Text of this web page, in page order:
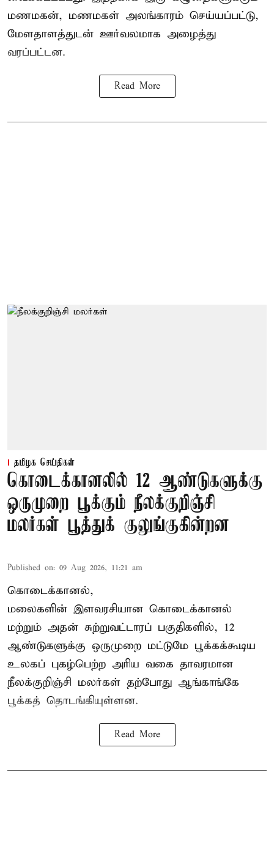
மணமகன், மணமகள் அலங்காரம் செய்யப்பட்டு,
மேளதாளத்துடன் ஊர்வலமாக அழைத்து
வரப்பட்டன.
Read More
தமிழக செய்திகள்
கொடைக்கானலில் 12 ஆண்டுகளுக்கு
ஒருமுறை பூக்கும் நீலக்குறிஞ்சி
மலர்கள் பூத்துக் குலுங்குகின்றன
Published on: 09 Aug 2026, 11:21 am
கொடைக்கானல்,
மலைகளின் இளவரசியான கொடைக்கானல்
மற்றும் அதன் சுற்றுவட்டாரப் பகுதிகளில், 12
ஆண்டுகளுக்கு ஒருமுறை மட்டுமே பூக்கக்கூடிய
உலகப் புகழ்பெற்ற அரிய வகை தாவரமான
நீலக்குறிஞ்சி மலர்கள் தற்போது ஆங்காங்கே
பூக்கத் தொடங்கியுள்ளன.
Read More